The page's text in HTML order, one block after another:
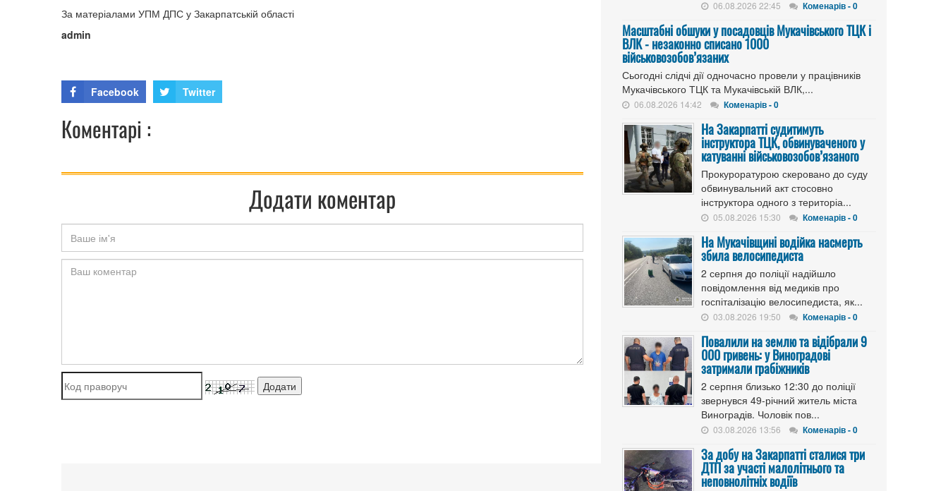
За матеріалами УПМ ДПС у Закарпатській області
admin
Facebook Twitter
Коментарі :
Додати коментар
06.08.2026 22:45 Коменарів - 0
Масштабні обшуки у посадовців Мукачівського ТЦК і
ВЛК - незаконно списано 1000
військовозобов’язаних
Сьогодні слідчі дії одночасно провели у працівників
Мукачівського ТЦК та Мукачівській ВЛК,...
06.08.2026 14:42 Коменарів - 0
На Закарпатті судитимуть
інструктора ТЦК, обвинуваченого у
катуванні військовозобов’язаного
Прокуроратурою скеровано до суду
обвинувальний акт стосовно
інструктора одного з територіа...
05.08.2026 15:30 Коменарів - 0
На Мукачівщині водійка насмерть
збила велосипедиста
2 серпня до поліції надійшло
повідомлення від медиків про
госпіталізацію велосипедиста, як...
03.08.2026 19:50 Коменарів - 0
Повалили на землю та відібрали 9
000 гривень: у Виноградові
затримали грабіжників
2 серпня близько 12:30 до поліції
звернувся 49-річний житель міста
Виноградів. Чоловік пов...
03.08.2026 13:56 Коменарів - 0
За добу на Закарпатті сталися три
ДТП за участі малолітнього та
неповнолітніх водіїв